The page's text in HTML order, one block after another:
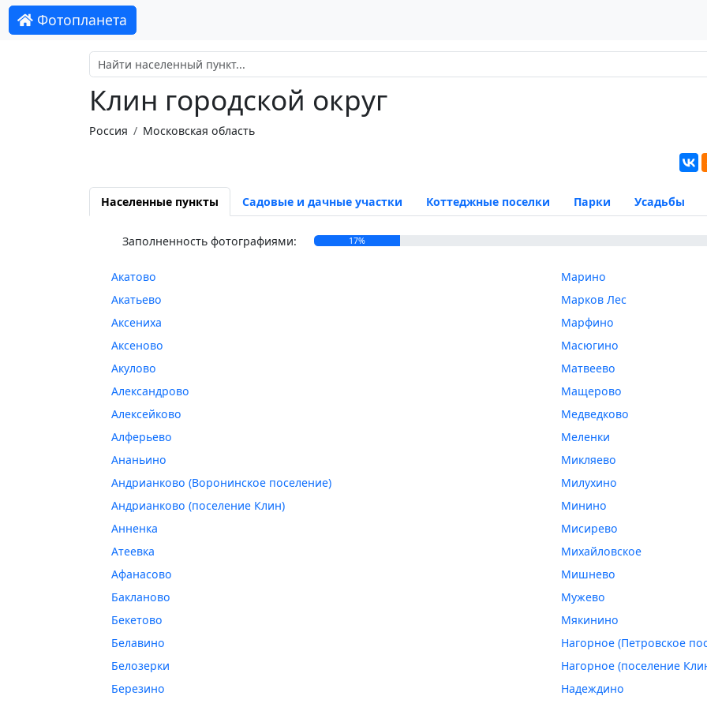
Фотопланета
Клин городской округ
Россия Московская область
Населенные пункты Садовые и дачные участки Коттеджные поселки Парки Усадьбы
Заполненность фотографиями: 17%
Акатово
Акатьево
Аксениха
Аксеново
Акулово
Александрово
Алексейково
Алферьево
Ананьино
Андрианково (Воронинское поселение)
Андрианково (поселение Клин)
Анненка
Атеевка
Афанасово
Бакланово
Бекетово
Белавино
Белозерки
Березино
Марино
Марков Лес
Марфино
Масюгино
Матвеево
Мащерово
Медведково
Меленки
Микляево
Милухино
Минино
Мисирево
Михайловское
Мишнево
Мужево
Мякинино
Нагорное (Петровское
Нагорное (поселение
Надеждино